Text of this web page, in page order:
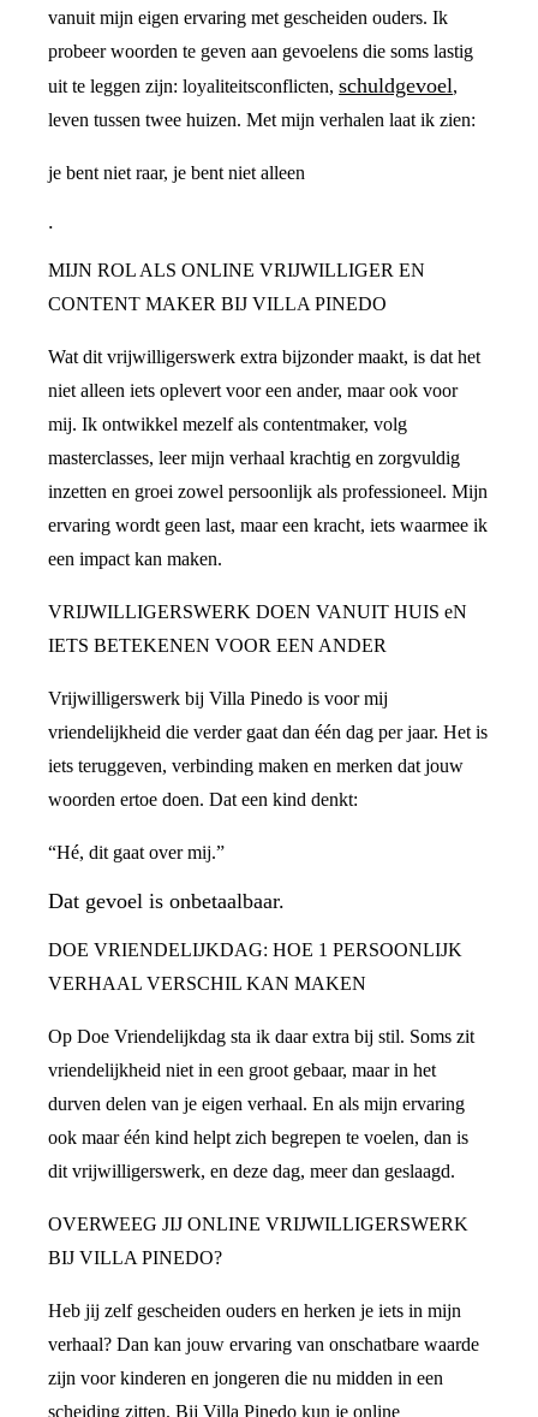
vanuit mijn eigen ervaring met gescheiden ouders. Ik
probeer woorden te geven aan gevoelens die soms lastig
uit te leggen zijn: loyaliteitsconflicten, schuldgevoel,
leven tussen twee huizen. Met mijn verhalen laat ik zien:
je bent niet raar, je bent niet alleen
.
MIJN ROL ALS ONLINE VRIJWILLIGER EN
CONTENT MAKER BIJ VILLA PINEDO
Wat dit vrijwilligerswerk extra bijzonder maakt, is dat het
niet alleen iets oplevert voor een ander, maar ook voor
mij. Ik ontwikkel mezelf als contentmaker, volg
masterclasses, leer mijn verhaal krachtig en zorgvuldig
inzetten en groei zowel persoonlijk als professioneel. Mijn
ervaring wordt geen last, maar een kracht, iets waarmee ik
een impact kan maken.
VRIJWILLIGERSWERK DOEN VANUIT HUIS eN
IETS BETEKENEN VOOR EEN ANDER
Vrijwilligerswerk bij Villa Pinedo is voor mij
vriendelijkheid die verder gaat dan één dag per jaar. Het is
iets teruggeven, verbinding maken en merken dat jouw
woorden ertoe doen. Dat een kind denkt:
“Hé, dit gaat over mij.”
Dat gevoel is onbetaalbaar.
DOE VRIENDELIJKDAG: HOE 1 PERSOONLIJK
VERHAAL VERSCHIL KAN MAKEN
Op Doe Vriendelijkdag sta ik daar extra bij stil. Soms zit
vriendelijkheid niet in een groot gebaar, maar in het
durven delen van je eigen verhaal. En als mijn ervaring
ook maar één kind helpt zich begrepen te voelen, dan is
dit vrijwilligerswerk, en deze dag, meer dan geslaagd.
OVERWEEG JIJ ONLINE VRIJWILLIGERSWERK
BIJ VILLA PINEDO?
Heb jij zelf gescheiden ouders en herken je iets in mijn
verhaal? Dan kan jouw ervaring van onschatbare waarde
zijn voor kinderen en jongeren die nu midden in een
scheiding zitten. Bij Villa Pinedo kun je online